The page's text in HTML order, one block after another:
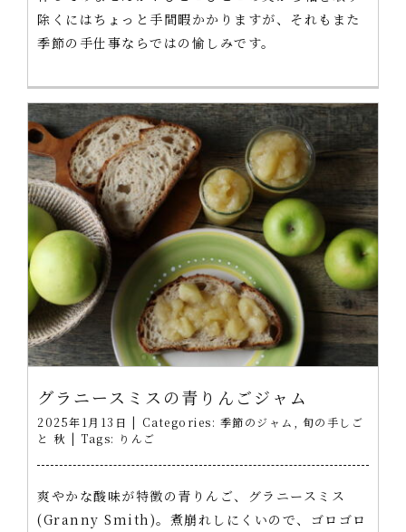
除くにはちょっと手間暇かかりますが、それもまた
季節の手仕事ならではの愉しみです。
グラニースミスの青りんごジャム
2025年1月13日 | Categories: 季節のジャム
旬の手しご
と 秋 | Tags: りんご
爽やかな酸味が特徴の青りんご、グラニースミス
(Granny Smith)。煮崩れしにくいので、ゴロゴロ